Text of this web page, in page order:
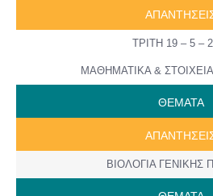
ΤΡΙΤΗ 19 – 5 –
ΜΑΘΗΜΑΤΙΚΑ & ΣΤΟΙΧΕΙΑ
ΘΕΜΑΤΑ
ΒΙΟΛΟΓΙΑ ΓΕΝΙΚΗΣ